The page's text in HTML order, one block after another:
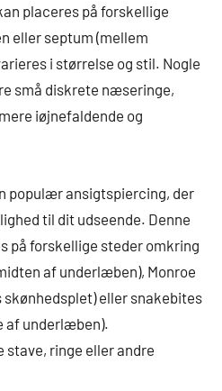
placeres på forskellige
eller septum (mellem
i størrelse og stil. Nogle
små diskrete næseringe,
iøjnefaldende og
populær ansigtspiercing, der
til dit udseende. Denne
på forskellige steder omkring
af underlæben), Monroe
skønhedsplet) eller snakebites
af underlæben).
ringe eller andre